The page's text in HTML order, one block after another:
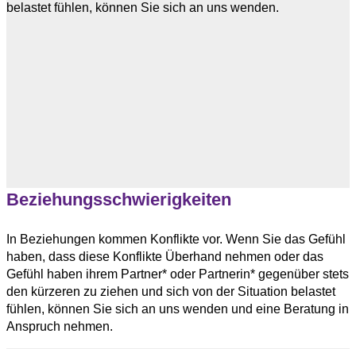
belastet fühlen, können Sie sich an uns wenden.
Beziehungsschwierigkeiten
In Beziehungen kommen Konflikte vor. Wenn Sie das Gefühl
haben, dass diese Konflikte Überhand nehmen oder das
Gefühl haben ihrem Partner* oder Partnerin* gegenüber stets
den kürzeren zu ziehen und sich von der Situation belastet
fühlen, können Sie sich an uns wenden und eine Beratung in
Anspruch nehmen.